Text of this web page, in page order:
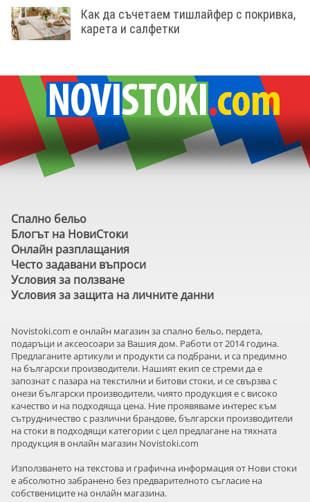
Как да съчетаем тишлайфер с покривка,
карета и салфетки
Спално бельо
Блогът на НовиСтоки
Онлайн разплащания
Често задавани въпроси
Условия за ползване
Условия за защита на личните данни
Novistoki.com e онлайн магазин за спално бельо, пердета,
подаръци и аксеосоари за Вашия дом. Работи от 2014 година.
Предлаганите артикули и продукти са подбрани, и са предимно
на български производители. Нашият екип се стреми да е
запознат с пазара на текстилни и битови стоки, и се свързва с
онези български производители, чиято продукция е с високо
качество и на подходяща цена. Ние проявяваме интерес към
сътрудничество с различни брандове, български производители
на стоки в подходящи категории с цел предлагане на тяхната
продукция в онлайн магазин Novistoki.com
Използването на текстова и графична информация от Нови стоки
е абсолютно забранено без предварителното съгласие на
собствениците на онлайн магазина.